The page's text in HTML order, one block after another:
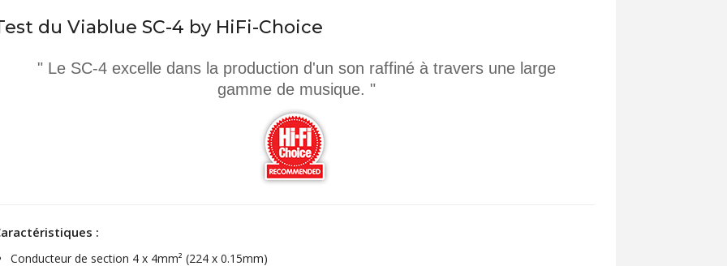
du Viablue SC-4 by HiFi-Choice
" Le SC-4 excelle dans la production d'un son raffiné à travers une large
gamme de musique. "
:
Conducteur de section 4 x 4mm² (224 x 0.15mm)